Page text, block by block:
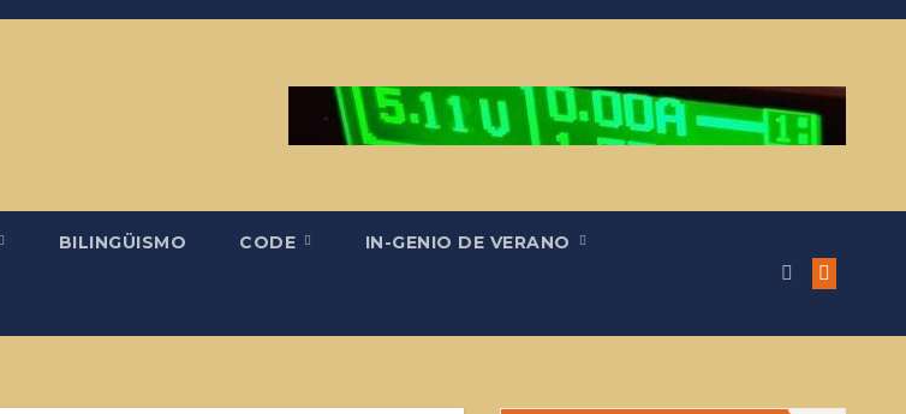
BILINGÜISMO CODE IN-GENIO DE VERANO